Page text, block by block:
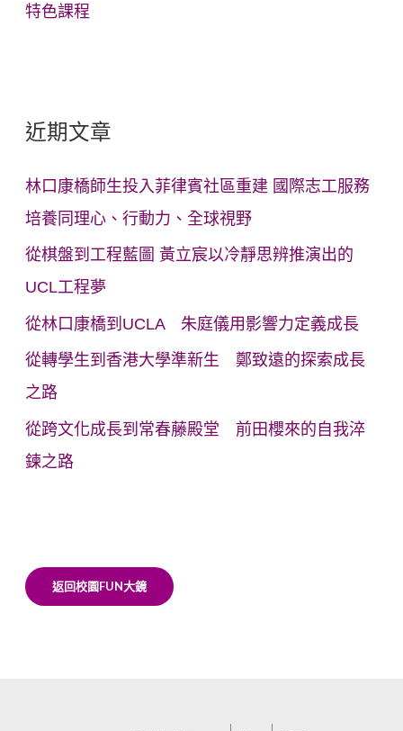
特色課程
近期文章
林口康橋師生投入菲律賓社區重建 國際志工服務
培養同理心、行動力、全球視野
從棋盤到工程藍圖 黃立宸以冷靜思辨推演出的
UCL工程夢
從林口康橋到UCLA 朱庭儀用影響力定義成長
從轉學生到香港大學準新生 鄭致遠的探索成長
之路
從跨文化成長到常春藤殿堂 前田櫻來的自我淬
鍊之路
返回校園FUN大鏡